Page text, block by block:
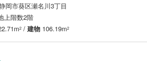
岡市葵区瀬名川3丁目
上階数2階
2 / 建物 106.19m2